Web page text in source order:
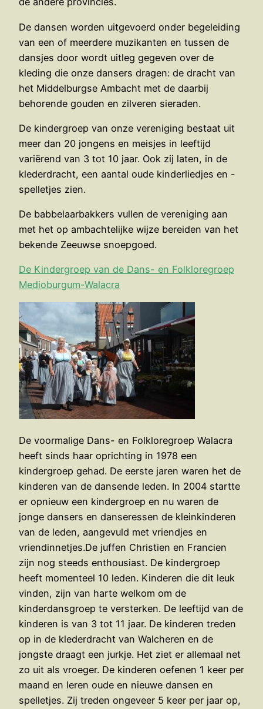
De dansen worden uitgevoerd onder begeleiding
van een of meerdere muzikanten en tussen de
dansjes door wordt uitleg gegeven over de
kleding die onze dansers dragen: de dracht van
het Middelburgse Ambacht met de daarbij
behorende gouden en zilveren sieraden.
De kindergroep van onze vereniging bestaat uit
meer dan 20 jongens en meisjes in leeftijd
variërend van 3 tot 10 jaar. Ook zij laten, in de
klederdracht, een aantal oude kinderliedjes en -
spelletjes zien.
De babbelaarbakkers vullen de vereniging aan
met het op ambachtelijke wijze bereiden van het
bekende Zeeuwse snoepgoed.
De Kindergroep van de Dans- en Folkloregroep
Medioburgum-Walacra
De voormalige Dans- en Folkloregroep Walacra
heeft sinds haar oprichting in 1978 een
kindergroep gehad. De eerste jaren waren het de
kinderen van de dansende leden. In 2004 startte
er opnieuw een kindergroep en nu waren de
jonge dansers en danseressen de kleinkinderen
van de leden, aangevuld met vriendjes en
vriendinnetjes.De juffen Christien en Francien
zijn nog steeds enthousiast. De kindergroep
heeft momenteel 10 leden. Kinderen die dit leuk
vinden, zijn van harte welkom om de
kinderdansgroep te versterken. De leeftijd van de
kinderen is van 3 tot 11 jaar. De kinderen treden
op in de klederdracht van Walcheren en de
jongste draagt een jurkje. Het ziet er allemaal net
zo uit als vroeger. De kinderen oefenen 1 keer per
maand en leren oude en nieuwe dansen en
spelletjes. Zij treden ongeveer 5 keer per jaar op,